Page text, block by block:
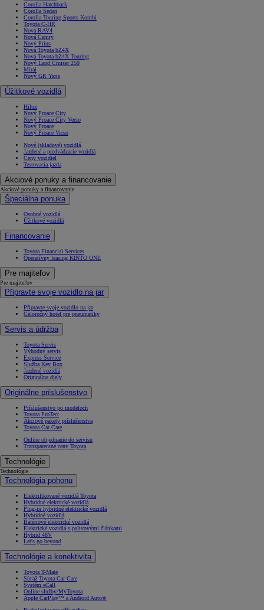
Corolla Hatchback
Corolla Sedan
Corolla Touring Sports Kombi
Toyota C-HR
Nová RAV4
Nová Camry
Nový Prius
Nová Toyota bZ4X
Nová Toyota bZ4X Touring
Nový Land Cruiser 250
Mirai
Nový GR Yaris
Úžitkové vozidlá
Hilux
Nový Proace City
Nový Proace City Verso
Nový Proace
Nový Proace Verso
Nové (skladové) vozidlá
Jazdené a predvádzacie vozidlá
Ceny vozidiel
Testovacia jazda
Akciové ponuky a financovanie
Akciové ponuky a financovanie
Špeciálna ponuka
Osobné vozidlá
Úžitkové vozidlá
Financovanie
Toyota Financial Services
Operatívny leasing KINTO ONE
Pre majiteľov
Pre majiteľov
Připravte svoje vozidlo na jar
Připravte svoje vozidlo na jar
Celoročný hotel pre pneumatiky
Servis a údržba
Toyota Servis
Výhodný servis
Express Service
Služba Key Box
Jazdené vozidlá
Originálne diely
Originálne príslušenstvo
Príslušenstvo po modeloch
Toyota ProTect
Akciové pakety príslušenstva
Toyota Car Care
Online objednanie do servisu
Transparentné ceny Toyota
Technológie
Technológie
Technológia pohonu
Elektrifikované vozidlá Toyota
Hybridné elektrické vozidlá
Plug-in hybridné elektrické vozidlá
Hybridné vozidlá
Batériové elektrické vozidlá
Elektrické vozidlá s palivovými článkami
Hybrid 48V
Let's go beyond
Technológie a konektivita
Toyota T-Mate
Súťaž Toyota Car Care
Systém eCall
Online služby/MyToyota
Apple CarPlay™ a Android Auto®